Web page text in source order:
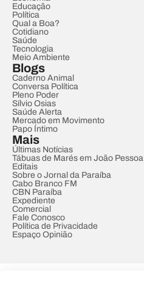
Educação
Política
Qual a Boa?
Cotidiano
Saúde
Tecnologia
Meio Ambiente
Blogs
Caderno Animal
Conversa Política
Pleno Poder
Sílvio Osias
Saúde Alerta
Mercado em Movimento
Papo Íntimo
Mais
Últimas Notícias
Tábuas de Marés em João Pessoa
Editais
Sobre o Jornal da Paraíba
Cabo Branco FM
CBN Paraíba
Expediente
Comercial
Fale Conosco
Política de Privacidade
Espaço Opinião